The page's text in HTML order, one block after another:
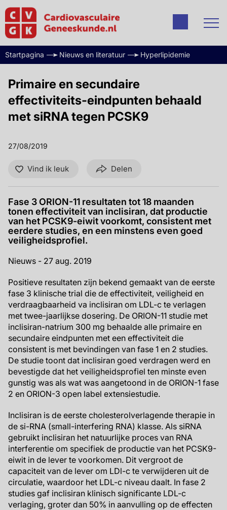
Startpagina Nieuws en literatuur Hyperlipidemie
Primaire en secundaire
effectiviteits-eindpunten behaald
met siRNA tegen PCSK9
27/08/2019
Vind ik leuk Delen
Fase 3 ORION-11 resultaten tot 18 maanden
tonen effectiviteit van inclisiran, dat productie
van het PCSK9-eiwit voorkomt, consistent met
eerdere studies, en een minstens even goed
veiligheidsprofiel.
Nieuws - 27 aug. 2019
Positieve resultaten zijn bekend gemaakt van de eerste
fase 3 klinische trial die de effectiviteit, veiligheid en
verdraagbaarheid va inclisiran om LDL-c te verlagen
met twee-jaarlijkse dosering. De ORION-11 studie met
inclisiran-natrium 300 mg behaalde alle primaire en
secundaire eindpunten met een effectiviteit die
consistent is met bevindingen van fase 1 en 2 studies.
De studie toont dat inclisiran goed verdragen werd en
bevestigde dat het veiligheidsprofiel ten minste even
gunstig was als wat was aangetoond in de ORION-1 fase
2 en ORION-3 open label extensiestudie.
Inclisiran is de eerste cholesterolverlagende therapie in
de si-RNA (small-interfering RNA) klasse. Als siRNA
gebruikt inclisiran het natuurlijke proces van RNA
interferentie om specifiek de productie van het PCSK9-
eiwit in de lever te voorkomen. Dit vergroot de
capaciteit van de lever om LDl-c te verwijderen uit de
circulatie, waardoor het LDL-c niveau daalt. In fase 2
studies gaf inclisiran klinisch significante LDL-c
verlaging, groter dan 50% in aanvulling op de effecten